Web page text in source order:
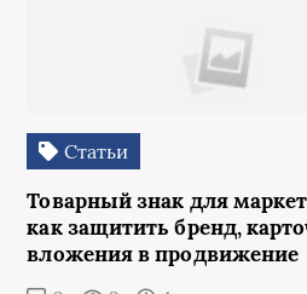
Статьи
Товарный знак для
как защитить бренд,
вложения в продвижение